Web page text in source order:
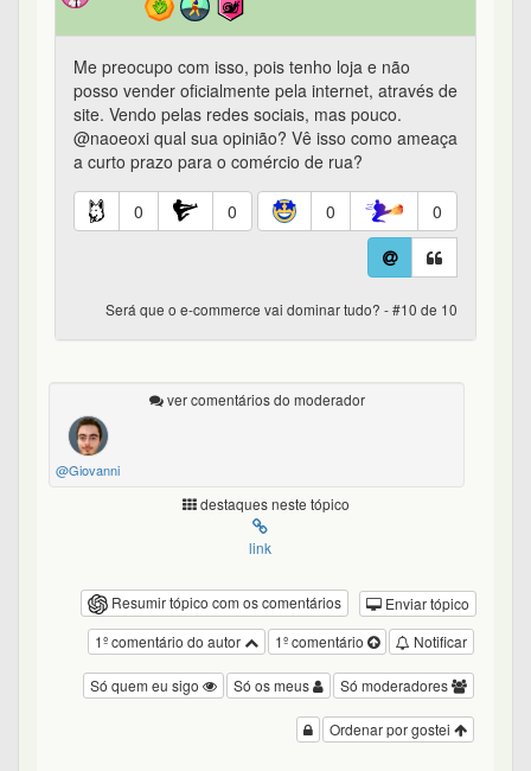
Me preocupo com isso, pois tenho loja e não
posso vender oficialmente pela internet, através de
site. Vendo pelas redes sociais, mas pouco.
@naoeoxi qual sua opinião? Vê isso como ameaça
a curto prazo para o comércio de rua?
0 0 0 0
Será que o e-commerce vai dominar tudo? - #10 de 10
ver comentários do moderador
@Giovanni
destaques neste tópico
link
Resumir tópico com os comentários
Enviar tópico
Notificar
1º comentário
1º comentário do autor
Só moderadores
Só os meus
Só quem eu sigo
Ordenar por gostei